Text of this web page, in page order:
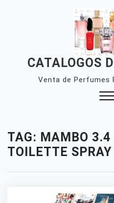
CATALOGOS
Venta de Perfumes
TAG: MAMBO 3.4
TOILETTE SPRAY